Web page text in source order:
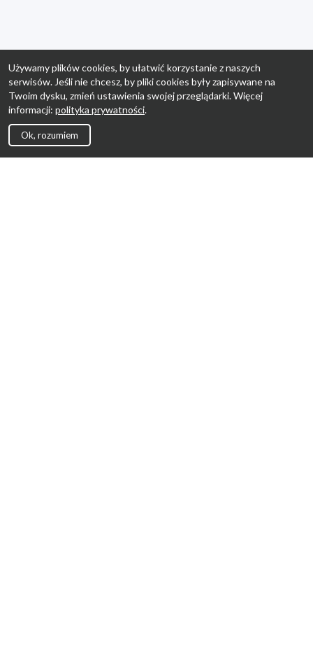
Używamy plików cookies, by ułatwić korzystanie z naszych
serwisów. Jeśli nie chcesz, by pliki cookies były zapisywane na
Twoim dysku, zmień ustawienia swojej przeglądarki. Więcej
informacji: polityka prywatności.
Ok, rozumiem